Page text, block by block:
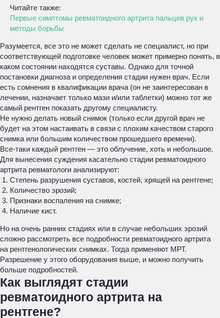
Читайте также:
Первые симптомы ревматоидного артрита пальцев рук и
методы борьбы
Разумеется, все это не может сделать не специалист, но при
соответствующей подготовке человек может примерно понять, в
каком состоянии находятся суставы. Однако для точной
постановки диагноза и определения стадии нужен врач. Если
есть сомнения в квалификации врача (он не заинтересован в
лечении, назначает только мази и/или таблетки) можно тот же
самый рентген показать другому специалисту.
Не нужно делать новый снимок (только если другой врач не
будет на этом настаивать в связи с плохим качеством старого
снимка или большим количеством прошедшего времени).
Все-таки каждый рентген — это облучение, хоть и небольшое.
Для вынесения суждения касательно стадии ревматоидного
артрита ревматологи анализируют:
Степень разрушения суставов, костей, хрящей на рентгене;
Количество эрозий;
Признаки воспаления на снимке;
Наличие кист.
Но на очень ранних стадиях или в случае небольших эрозий
сложно рассмотреть все подробности ревматоидного артрита
на рентгенологических снимках. Тогда применяют МРТ.
Разрешение у этого оборудования выше, и можно получить
больше подробностей.
Как выглядят стадии
ревматоидного артрита на
рентгене?